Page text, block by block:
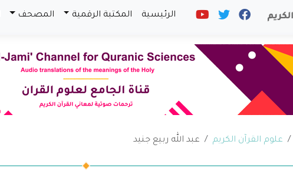
الرئيسية المكتبة الرقمية المصحف
علوم القرآن الكريم عبد الله ربيع جنيد